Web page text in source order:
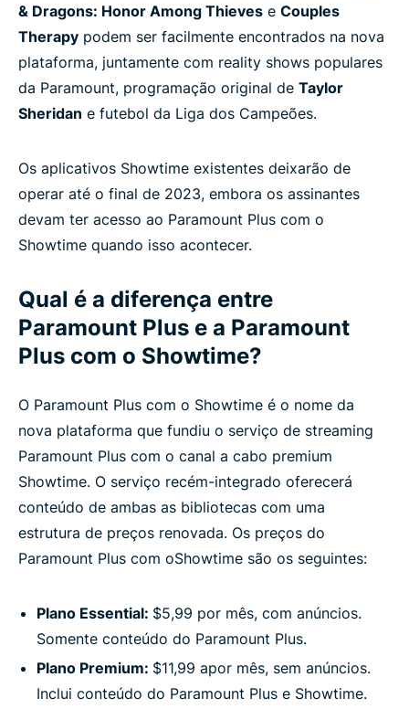
& Dragons: Honor Among Thieves e Couples
Therapy podem ser facilmente encontrados na nova
plataforma, juntamente com reality shows populares
da Paramount, programação original de Taylor
Sheridan e futebol da Liga dos Campeões.
Os aplicativos Showtime existentes deixarão de
operar até o final de 2023, embora os assinantes
devam ter acesso ao Paramount Plus com o
Showtime quando isso acontecer.
Qual é a diferença entre
Paramount Plus e a Paramount
Plus com o Showtime?
O Paramount Plus com o Showtime é o nome da
nova plataforma que fundiu o serviço de streaming
Paramount Plus com o canal a cabo premium
Showtime. O serviço recém-integrado oferecerá
conteúdo de ambas as bibliotecas com uma
estrutura de preços renovada. Os preços do
Paramount Plus com oShowtime são os seguintes:
Plano Essential: $5,99 por mês, com anúncios.
Somente conteúdo do Paramount Plus.
Plano Premium: $11,99 apor mês, sem anúncios.
Inclui conteúdo do Paramount Plus e Showtime.